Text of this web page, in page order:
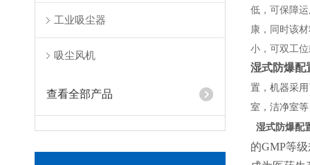
工业吸尘器
吸尘风机
查看全部产品
低，可保障
康，同时该
小，可双工
湿式防爆配
置，机器采
室，洁净室
湿式防爆配
的GMP等